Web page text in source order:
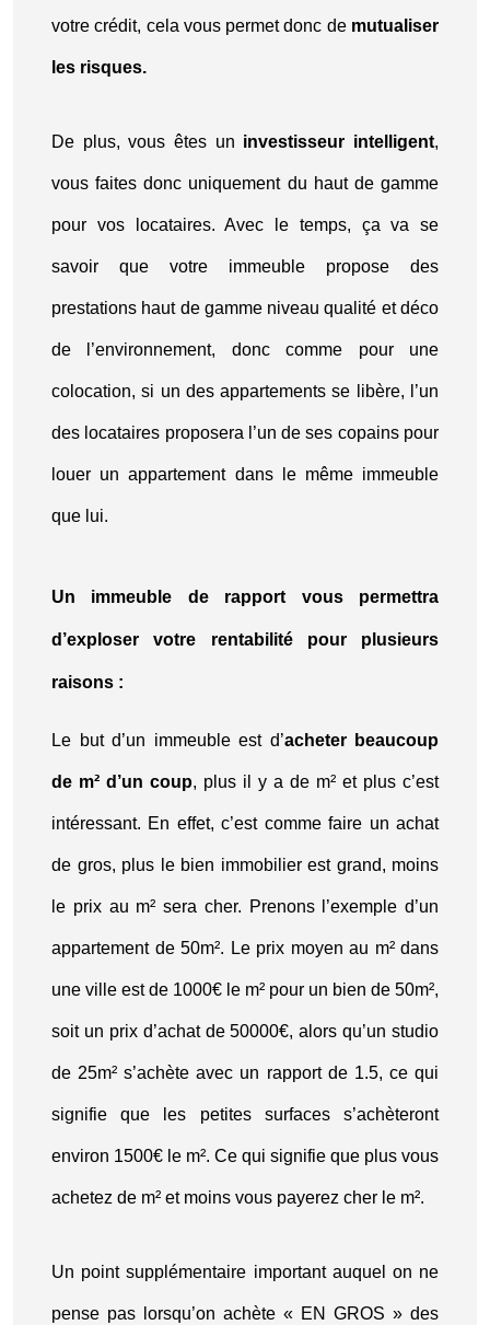
votre crédit, cela vous permet donc de mutualiser
les risques.
De plus, vous êtes un investisseur intelligent,
vous faites donc uniquement du haut de gamme
pour vos locataires. Avec le temps, ça va se
savoir que votre immeuble propose des
prestations haut de gamme niveau qualité et déco
de l’environnement, donc comme pour une
colocation, si un des appartements se libère, l’un
des locataires proposera l’un de ses copains pour
louer un appartement dans le même immeuble
que lui.
Un immeuble de rapport vous permettra
d’exploser votre rentabilité pour plusieurs
raisons :
Le but d’un immeuble est d’acheter beaucoup
de m² d’un coup, plus il y a de m² et plus c’est
intéressant. En effet, c’est comme faire un achat
de gros, plus le bien immobilier est grand, moins
le prix au m² sera cher. Prenons l’exemple d’un
appartement de 50m². Le prix moyen au m² dans
une ville est de 1000€ le m² pour un bien de 50m²,
soit un prix d’achat de 50000€, alors qu’un studio
de 25m² s’achète avec un rapport de 1.5, ce qui
signifie que les petites surfaces s’achèteront
environ 1500€ le m². Ce qui signifie que plus vous
achetez de m² et moins vous payerez cher le m².
Un point supplémentaire important auquel on ne
pense pas lorsqu’on achète « EN GROS » des